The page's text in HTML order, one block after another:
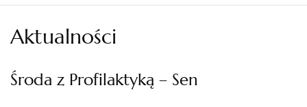
Aktualności
Środa z Profilaktyką – Sen